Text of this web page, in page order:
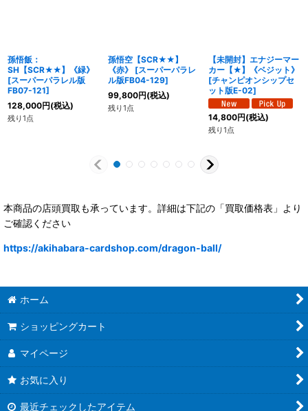
孫悟飯：
SH【SCR★★】《緑》
[スーパーパラレル版
FB07-121]
128,000円(税込)
残り1点
孫悟空【SCR★★】
《赤》
[スーパーパラレ
ル版FB04-129]
99,800円(税込)
残り1点
【未開封】エナジーマー
カー【★】《ベジット》
[チャンピオンシップセ
ット版E-02]
14,800円(税込)
残り1点
本商品の店頭買取も承っています。詳細は下記の「買取価格表」より
ご確認ください
https://akihabara-cardshop.com/dragon-ball/
ホーム
ショッピングカート
マイページ
お気に入り
最近チェックしたアイテム